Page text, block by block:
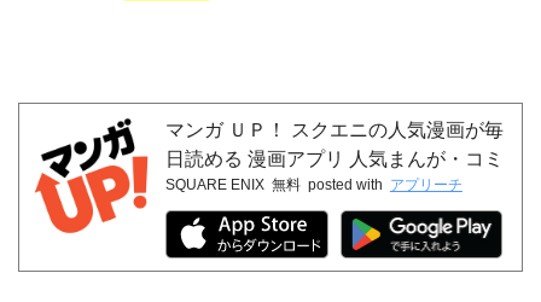
マンガ ＵＰ！ スクエニの人気漫画が毎
日読める 漫画アプリ 人気まんが・コミ
ックが無料
SQUARE ENIX 無料 posted with アプリーチ